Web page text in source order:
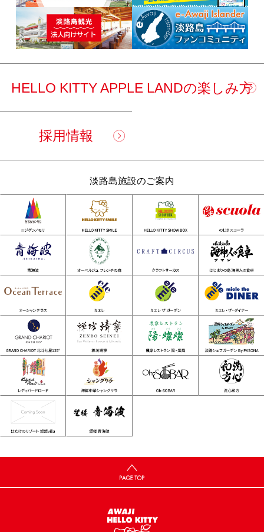
HELLO KITTY APPLE LANDの楽しみ方
採用情報
淡路島施設のご案内